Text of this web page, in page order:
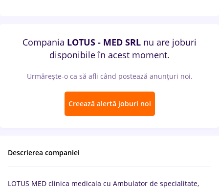
Compania LOTUS - MED SRL nu are joburi
disponibile în acest moment.
Urmărește-o ca să afli când postează anunțuri noi.
Creează alertă joburi noi
Descrierea companiei
LOTUS MED clinica medicala cu Ambulator de specialitate,